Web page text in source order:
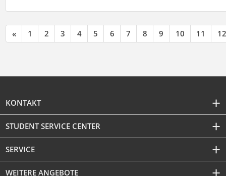
« 1 2 3 4 5 6 7 8 9 10 11 12
KONTAKT
STUDENT SERVICE CENTER
SERVICE
WEITERE ANGEBOTE